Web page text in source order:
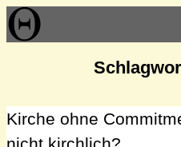
Zum
Inhalt
Kirche ohne